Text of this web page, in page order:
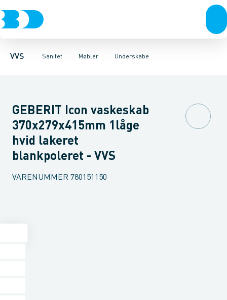
VVS Sanitet
Rør & fittingsPressfittings & rørKuglehaner & ventiler
Møbler
Toiletter, sæder og cisterner VaskeArmaturer
Underskabe
Møbelsæt & pakkerUnderskabeHøjskabe
GEBERIT Icon vaskeskab
370x279x415mm 1låge
hvid lakeret
blankpoleret - VVS
VARENUMMER 780151150